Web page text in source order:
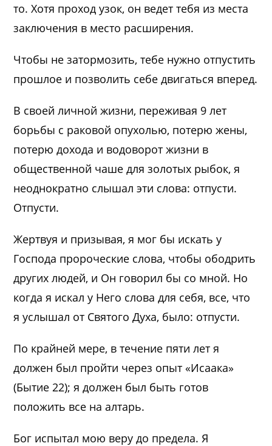
то. Хотя проход узок, он ведет тебя из места
заключения в место расширения.
Чтобы не затормозить, тебе нужно отпустить
прошлое и позволить себе двигаться вперед.
В своей личной жизни, переживая 9 лет
борьбы с раковой опухолью, потерю жены,
потерю дохода и водоворот жизни в
общественной чаше для золотых рыбок, я
неоднократно слышал эти слова: отпусти.
Отпусти.
Жертвуя и призывая, я мог бы искать у
Господа пророческие слова, чтобы ободрить
других людей, и Он говорил бы со мной. Но
когда я искал у Него слова для себя, все, что
я услышал от Святого Духа, было: отпусти.
По крайней мере, в течение пяти лет я
должен был пройти через опыт «Исаака»
(Бытие 22); я должен был быть готов
положить все на алтарь.
Бог испытал мою веру до предела. Я